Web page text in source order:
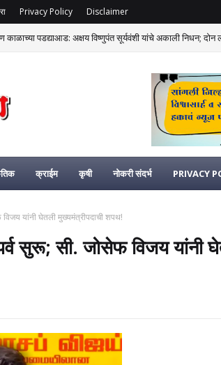
Privacy Policy Disclaimer
पडद्याआड: अक्षय विष्णुपंत सूर्यवंशी यांचे अकाली निधन; दोन
क्राईम कृषी नोकरी संदर्भ PRIVACY
यांनी घेतली मुख्यमंत्रीपदाची शपथ!
सुरू; सी. जोसेफ विजय यांनी